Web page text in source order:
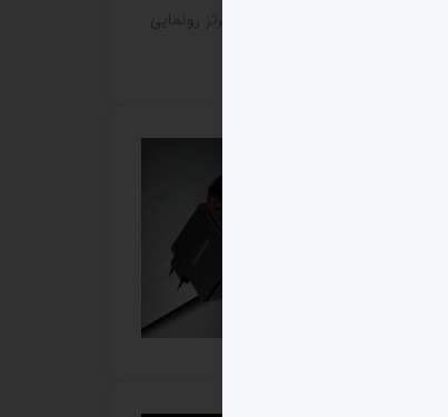
پنل خمیده VA و رفرش‌ریت ۲۴۰ هرتز رونمایی